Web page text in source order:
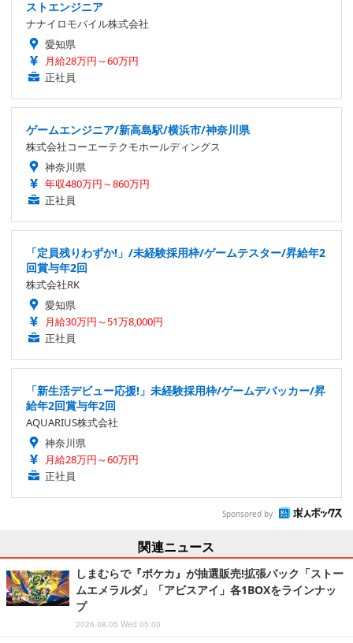
ストエンジニア
ナナイロモバイル株式会社
愛知県
月給28万円～60万円
正社員
ゲームエンジニア/新高島駅/横浜市/神奈川県
株式会社コーエーテクモホールディングス
神奈川県
年収480万円～860万円
正社員
「定員残りわずか!」/未経験採用枠/ゲームテスター/昇給年2
回賞与年2回
株式会社RK
愛知県
月給30万円～51万8,000円
正社員
「新生活デビュー応援!」未経験採用枠/ゲームデバッカー/昇
給年2回賞与年2回
AQUARIUS株式会社
神奈川県
月給28万円～60万円
正社員
Sponsored by
関連ニュース
しまむらで『ポケカ』が抽選販売!拡張パック「ストー
ムエメラルダ」「アビスアイ」各1BOXをラインナッ
プ
2026.08.05 Wed 05:00